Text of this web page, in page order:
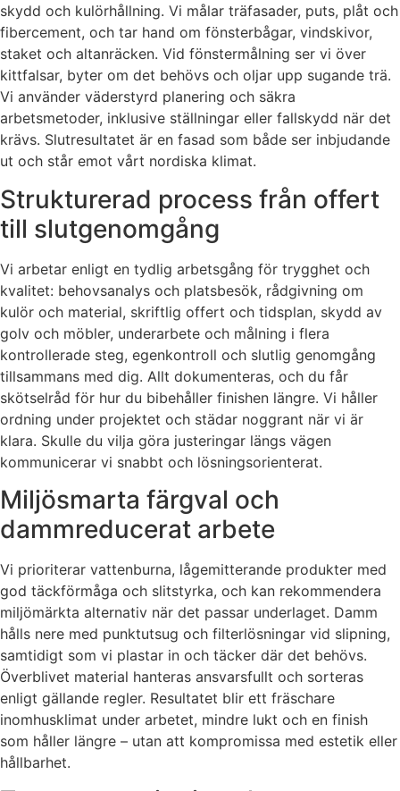
skydd och kulörhållning. Vi målar träfasader, puts, plåt och
fibercement, och tar hand om fönsterbågar, vindskivor,
staket och altanräcken. Vid fönstermålning ser vi över
kittfalsar, byter om det behövs och oljar upp sugande trä.
Vi använder väderstyrd planering och säkra
arbetsmetoder, inklusive ställningar eller fallskydd när det
krävs. Slutresultatet är en fasad som både ser inbjudande
ut och står emot vårt nordiska klimat.
Strukturerad process från offert
till slutgenomgång
Vi arbetar enligt en tydlig arbetsgång för trygghet och
kvalitet: behovsanalys och platsbesök, rådgivning om
kulör och material, skriftlig offert och tidsplan, skydd av
golv och möbler, underarbete och målning i flera
kontrollerade steg, egenkontroll och slutlig genomgång
tillsammans med dig. Allt dokumenteras, och du får
skötselråd för hur du bibehåller finishen längre. Vi håller
ordning under projektet och städar noggrant när vi är
klara. Skulle du vilja göra justeringar längs vägen
kommunicerar vi snabbt och lösningsorienterat.
Miljösmarta färgval och
dammreducerat arbete
Vi prioriterar vattenburna, lågemitterande produkter med
god täckförmåga och slitstyrka, och kan rekommendera
miljömärkta alternativ när det passar underlaget. Damm
hålls nere med punktutsug och filterlösningar vid slipning,
samtidigt som vi plastar in och täcker där det behövs.
Överblivet material hanteras ansvarsfullt och sorteras
enligt gällande regler. Resultatet blir ett fräschare
inomhusklimat under arbetet, mindre lukt och en finish
som håller längre – utan att kompromissa med estetik eller
hållbarhet.